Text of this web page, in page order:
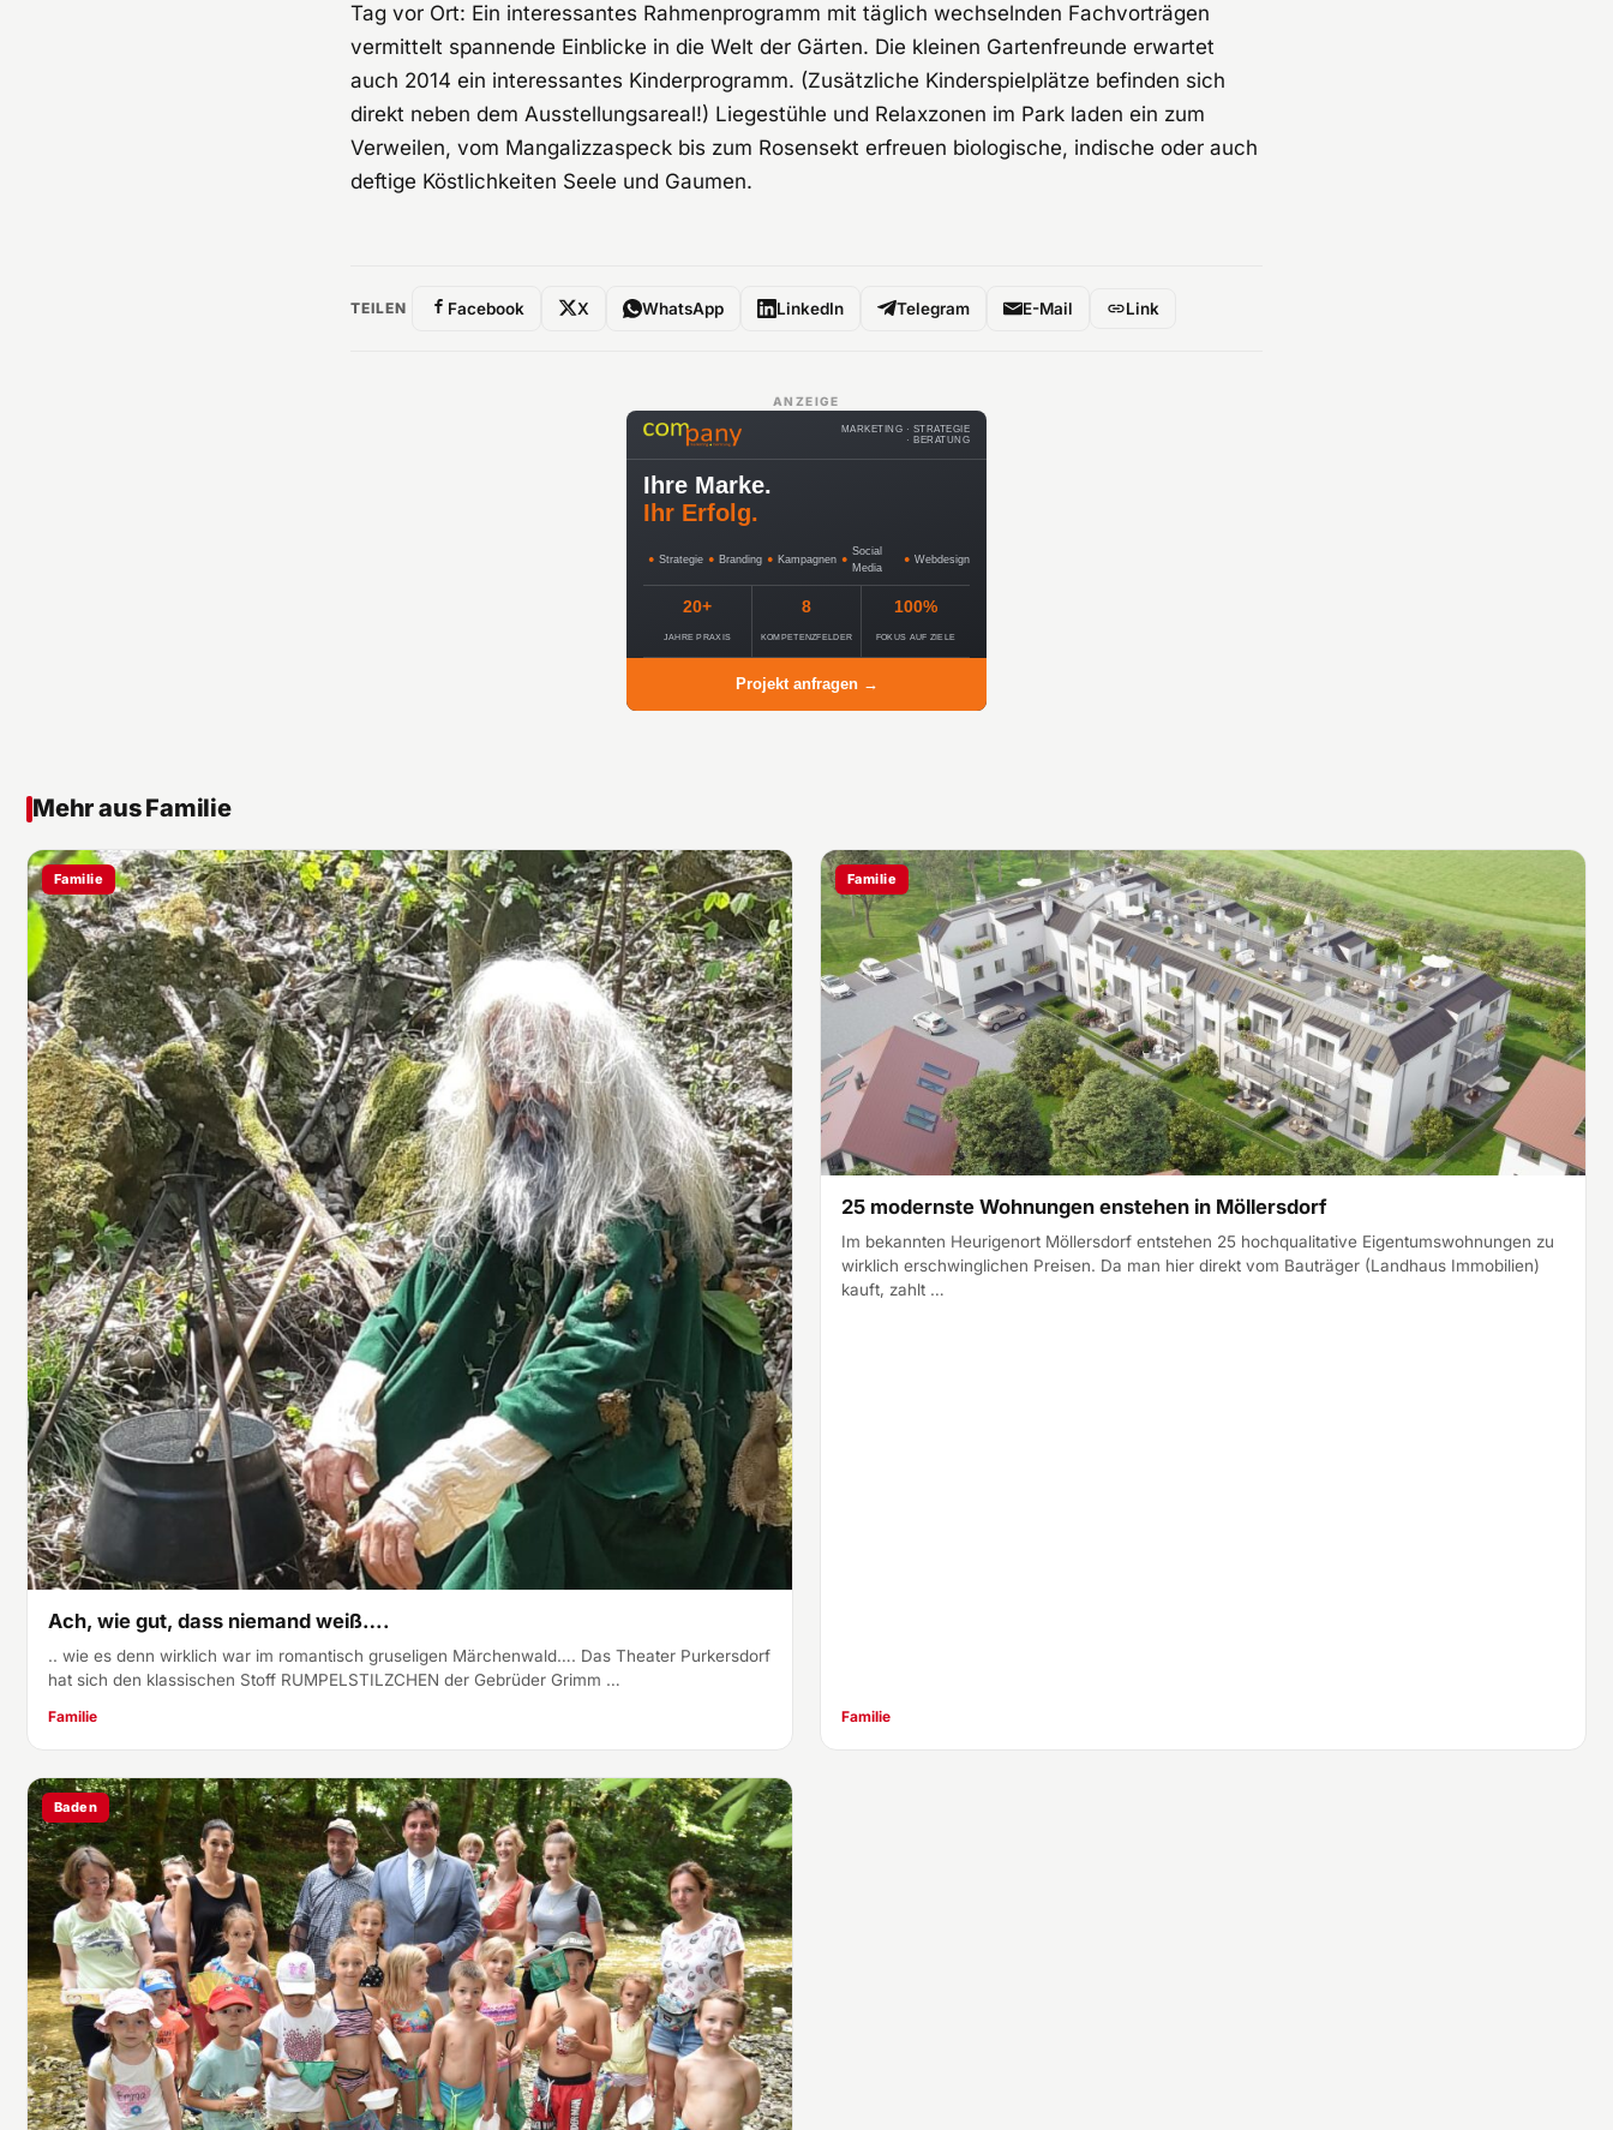
Tag vor Ort: Ein interessantes Rahmenprogramm mit täglich wechselnden Fachvorträgen
vermittelt spannende Einblicke in die Welt der Gärten. Die kleinen Gartenfreunde erwartet
auch 2014 ein interessantes Kinderprogramm. (Zusätzliche Kinderspielplätze befinden sich
direkt neben dem Ausstellungsareal!) Liegestühle und Relaxzonen im Park laden ein zum
Verweilen, vom Mangalizzaspeck bis zum Rosensekt erfreuen biologische, indische oder auch
deftige Köstlichkeiten Seele und Gaumen.
TEILEN Facebook X WhatsApp LinkedIn Telegram E-Mail Link
ANZEIGE
MARKETING · STRATEGIE
· BERATUNG
Ihre Marke.
Ihr Erfolg.
● Strategie ● Branding ● Kampagnen ●
Social
Media
● Webdesign
20+
JAHRE PRAXIS
8
KOMPETENZFELDER
100%
FOKUS AUF ZIELE
Projekt anfragen →
Mehr aus Familie
Familie
Ach, wie gut, dass niemand weiß….
.. wie es denn wirklich war im romantisch gruseligen Märchenwald…. Das Theater Purkersdorf
hat sich den klassischen Stoff RUMPELSTILZCHEN der Gebrüder Grimm …
Familie
Familie
25 modernste Wohnungen enstehen in Möllersdorf
Im bekannten Heurigenort Möllersdorf entstehen 25 hochqualitative Eigentumswohnungen zu
wirklich erschwinglichen Preisen. Da man hier direkt vom Bauträger (Landhaus Immobilien)
kauft, zahlt …
Familie
Baden